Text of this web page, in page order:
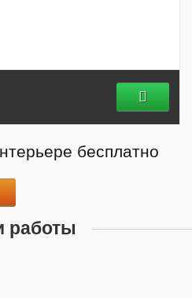
бесплатно
работы